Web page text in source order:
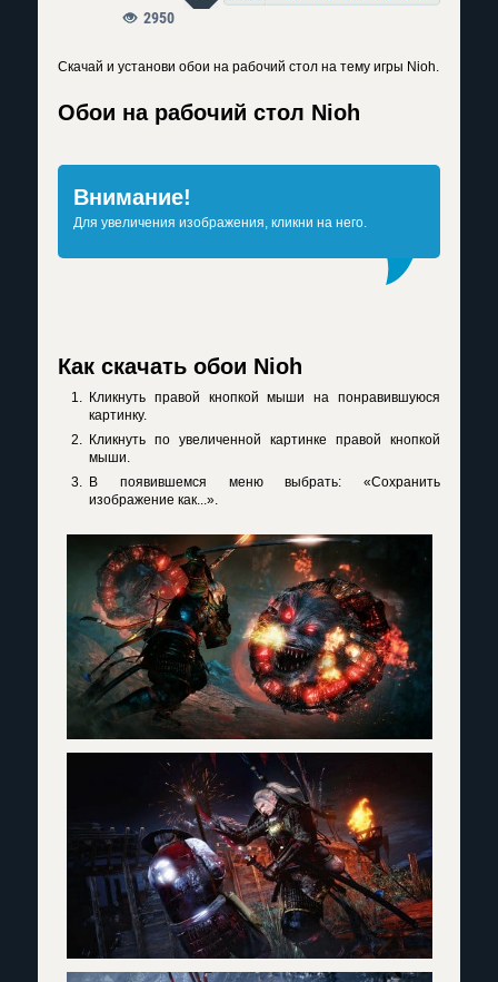
2950
Скачай и установи обои на рабочий стол на тему игры Nioh.
Обои на рабочий стол Nioh
Внимание!
Для увеличения изображения, кликни на него.
Как скачать обои Nioh
Кликнуть правой кнопкой мыши на понравившуюся
картинку.
Кликнуть по увеличенной картинке правой кнопкой
мыши.
В появившемся меню выбрать: «Сохранить
изображение как...».